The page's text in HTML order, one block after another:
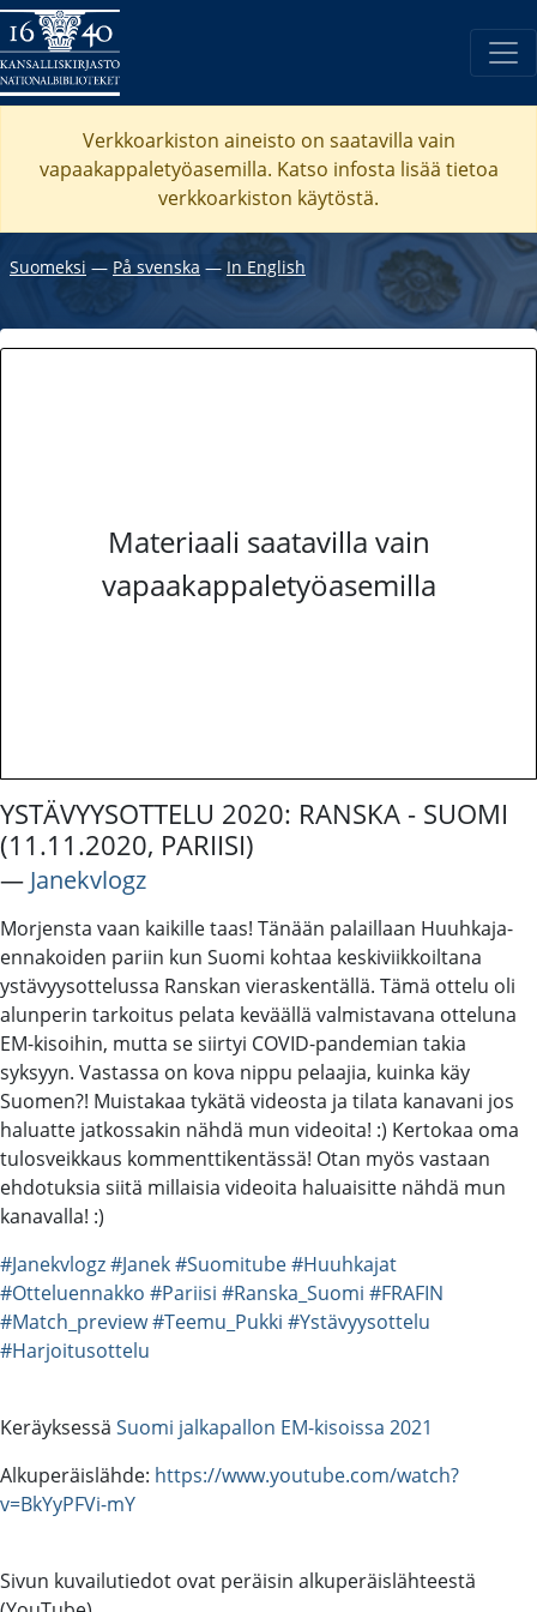
Verkkoarkiston aineisto on saatavilla vain
vapaakappaletyöasemilla. Katso infosta lisää tietoa
verkkoarkiston käytöstä.
Suomeksi ― På svenska ― In English
Materiaali saatavilla vain
vapaakappaletyöasemilla
YSTÄVYYSOTTELU 2020: RANSKA - SUOMI
(11.11.2020, PARIISI)
― Janekvlogz
Morjensta vaan kaikille taas! Tänään palaillaan Huuhkaja-
ennakoiden pariin kun Suomi kohtaa keskiviikkoiltana
ystävyysottelussa Ranskan vieraskentällä. Tämä ottelu oli
alunperin tarkoitus pelata keväällä valmistavana otteluna
EM-kisoihin, mutta se siirtyi COVID-pandemian takia
syksyyn. Vastassa on kova nippu pelaajia, kuinka käy
Suomen?! Muistakaa tykätä videosta ja tilata kanavani jos
haluatte jatkossakin nähdä mun videoita! :) Kertokaa oma
tulosveikkaus kommenttikentässä! Otan myös vastaan
ehdotuksia siitä millaisia videoita haluaisitte nähdä mun
kanavalla! :)
#Janekvlogz#Janek#Suomitube#Huuhkajat
#Otteluennakko #Pariisi #Ranska_Suomi #FRAFIN
#Match_preview#Teemu_Pukki #Ystävyysottelu
#Harjoitusottelu
Keräyksessä Suomi jalkapallon EM-kisoissa 2021
Alkuperäislähde: https://www.youtube.com/watch?
v=BkYyPFVi-mY
Sivun kuvailutiedot ovat peräisin alkuperäislähteestä